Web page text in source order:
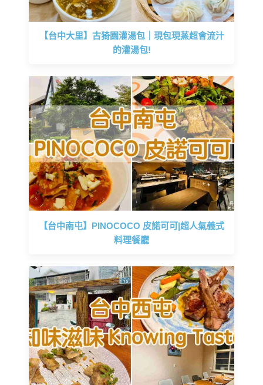
【台中大里】古猗園灌湯包｜現包現蒸超會流汁
的灌湯包!
【台中南屯】PINOCOCO 皮諾可可|超人氣義式
料理餐廳